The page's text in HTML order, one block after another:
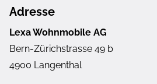
Adresse
Lexa Wohnmobile AG
Bern-Zürichstrasse 49 b
4900 Langenthal